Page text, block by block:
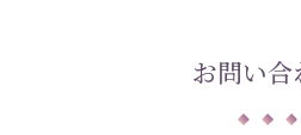
お問い合